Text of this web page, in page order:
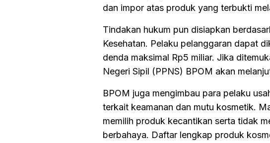
dan impor atas produk yang terbukti
Tindakan hukum pun disiapkan
Kesehatan. Pelaku pelanggaran dapat
denda maksimal Rp5 miliar. Jika
Negeri Sipil (PPNS) BPOM akan
BPOM juga mengimbau para pelaku
terkait keamanan dan mutu kosmetik.
memilih produk kecantikan serta tidak
berbahaya. Daftar lengkap produk